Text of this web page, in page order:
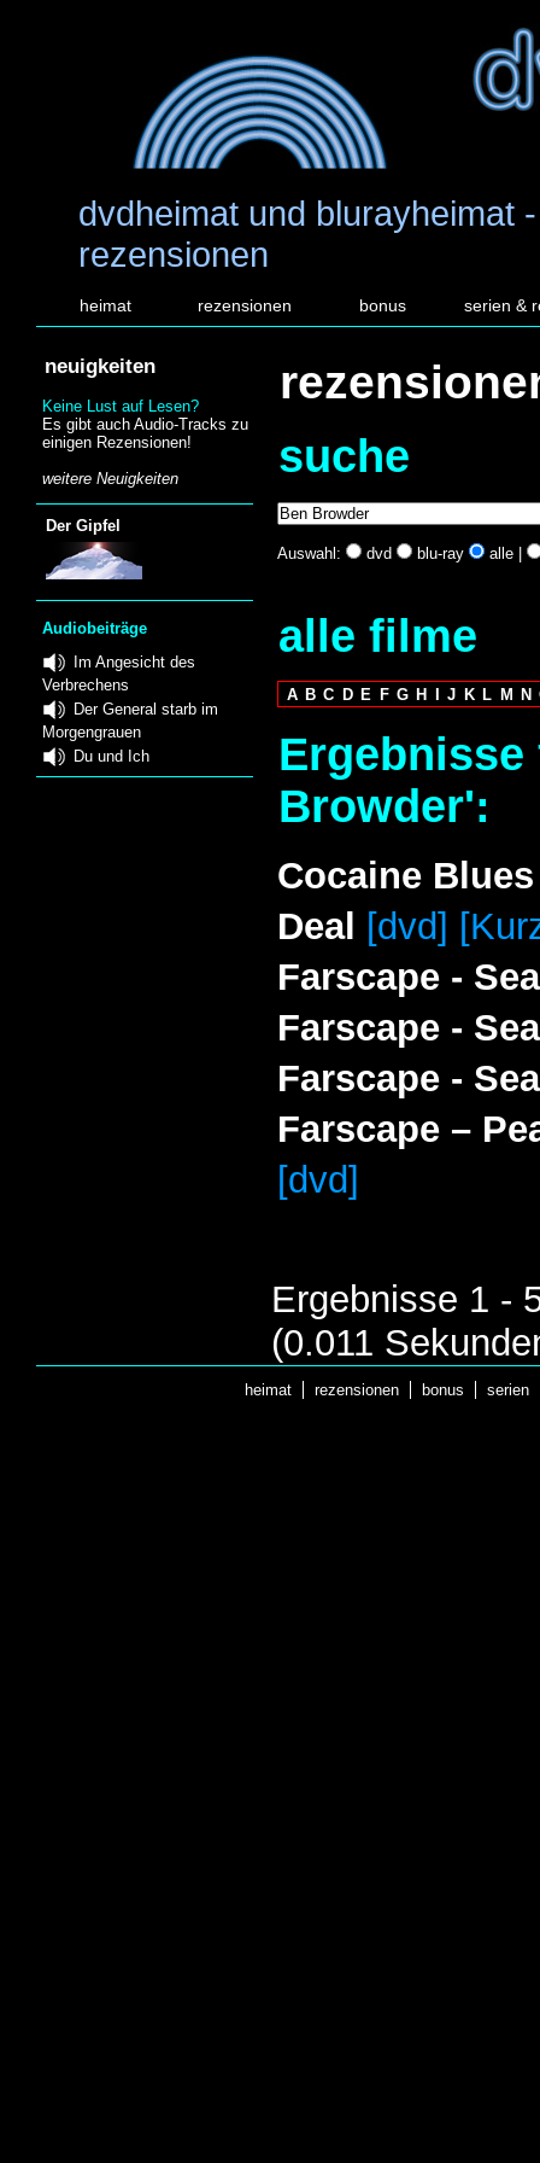
dvdheimat und blurayheimat
rezensionen
heimat rezensionen bonus serien &
neuigkeiten
Keine Lust auf Lesen?
Es gibt auch Audio-Tracks zu
einigen Rezensionen!
weitere Neuigkeiten
Der Gipfel
Audiobeiträge
Im Angesicht des
Verbrechens
Der General starb im
Morgengrauen
Du und Ich
suche
Auswahl: dvd blu-ray alle |
alle filme
A B C D E F G H I J K L M N
Browder':
Cocaine
Deal [dvd]
Farscape -
Farscape -
Farscape -
Farscape –
[dvd]
Ergebnisse 1 -
(0.011
heimat rezensionen bonus serien